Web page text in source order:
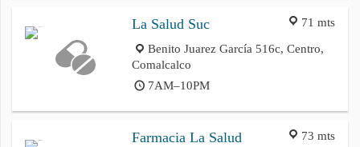
71 mts
La Salud Suc
Benito Juarez García 516c, Centro,
Comalcalco
7AM–10PM
73 mts
Farmacia La Salud